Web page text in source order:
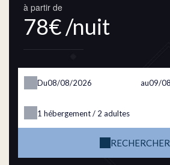
à partir de
78€ /nuit
Du au
1 hébergement / 2 adultes
RECHERCHER